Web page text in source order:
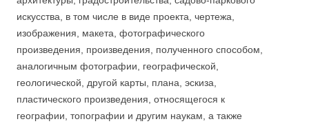
искусства, в том числе в виде проекта, чертежа,
изображения, макета, фотографического
произведения, произведения, полученного способом,
аналогичным фотографии, географической,
геологической, другой карты, плана, эскиза,
пластического произведения, относящегося к
географии, топографии и другим наукам, а также